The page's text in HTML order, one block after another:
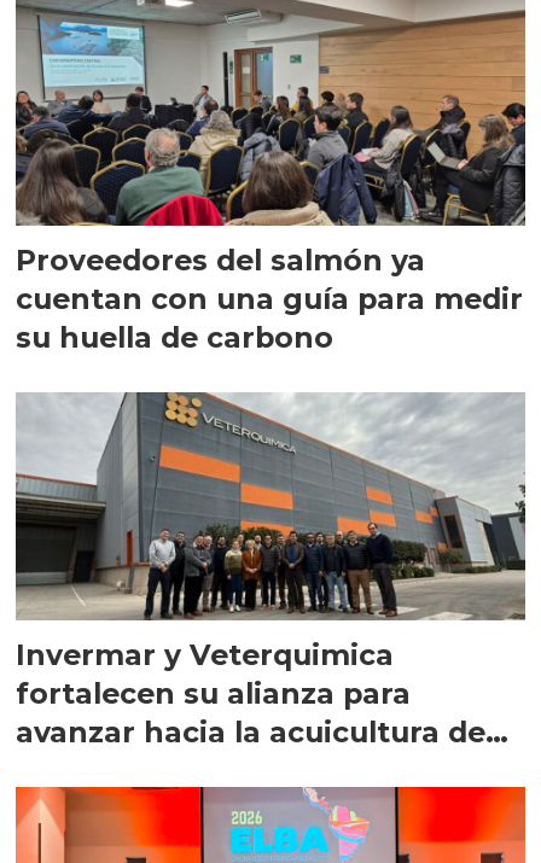
Proveedores del salmón ya
cuentan con una guía para medir
su huella de carbono
Invermar y Veterquimica
fortalecen su alianza para
avanzar hacia la acuicultura de